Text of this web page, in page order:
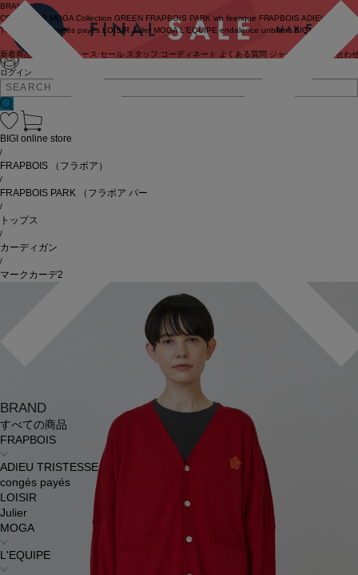
ログイン
BRAND
COUTURIER MOGA Collection GREEN FRAPBOIS PARK wb feerique FRAPBOIS ADIEU
TRISTESSE
congés payés LOISIR Julier MOGA L'EQUIPE endalence unbilanc BIGI online store
新着商品 ニュース セール スタッフ コーディネート よくある質問 ジャーナル お問い合わ
BRAND
すべての商品
FRAPBOIS
ADIEU TRISTESSE
congés payés
LOISIR
Julier
MOGA
L'EQUIPE
BIGI online store
/
FRAPBOIS （フラボア）
/
FRAPBOIS PARK （フラボア パーク）
/
トップス
/
カーディガン
/
マークカーデ2